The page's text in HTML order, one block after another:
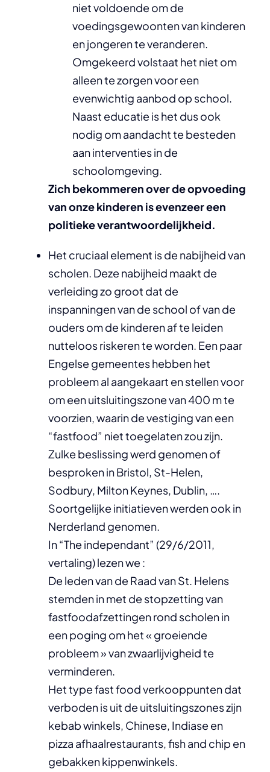
niet voldoende om de
voedingsgewoonten van kinderen
en jongeren te veranderen.
Omgekeerd volstaat het niet om
alleen te zorgen voor een
evenwichtig aanbod op school.
Naast educatie is het dus ook
nodig om aandacht te besteden
aan interventies in de
schoolomgeving.
Zich bekommeren over de opvoeding
van onze kinderen is evenzeer een
politieke verantwoordelijkheid.
Het cruciaal element is de nabijheid van
scholen. Deze nabijheid maakt de
verleiding zo groot dat de
inspanningen van de school of van de
ouders om de kinderen af te leiden
nutteloos riskeren te worden. Een paar
Engelse gemeentes hebben het
probleem al aangekaart en stellen voor
om een uitsluitingszone van 400 m te
voorzien, waarin de vestiging van een
“fastfood” niet toegelaten zou zijn.
Zulke beslissing werd genomen of
besproken in Bristol, St-Helen,
Sodbury, Milton Keynes, Dublin, ….
Soortgelijke initiatieven werden ook in
Nerderland genomen.
In “The independant” (29/6/2011,
vertaling) lezen we :
De leden van de Raad van St. Helens
stemden in met de stopzetting van
fastfoodafzettingen rond scholen in
een poging om het « groeiende
probleem » van zwaarlijvigheid te
verminderen.
Het type fast food verkooppunten dat
verboden is uit de uitsluitingszones zijn
kebab winkels, Chinese, Indiase en
pizza afhaalrestaurants, fish and chip en
gebakken kippenwinkels.